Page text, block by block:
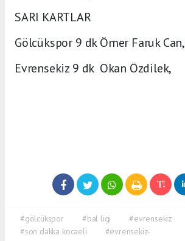
SARI KARTLAR
Gölcükspor 9 dk Ömer Faruk Can,
Evrensekiz 9 dk Okan Özdilek,
#gölcükspor #bal ligi
#evrensekiz
#son dakka kocaeli
#evrensekiz-